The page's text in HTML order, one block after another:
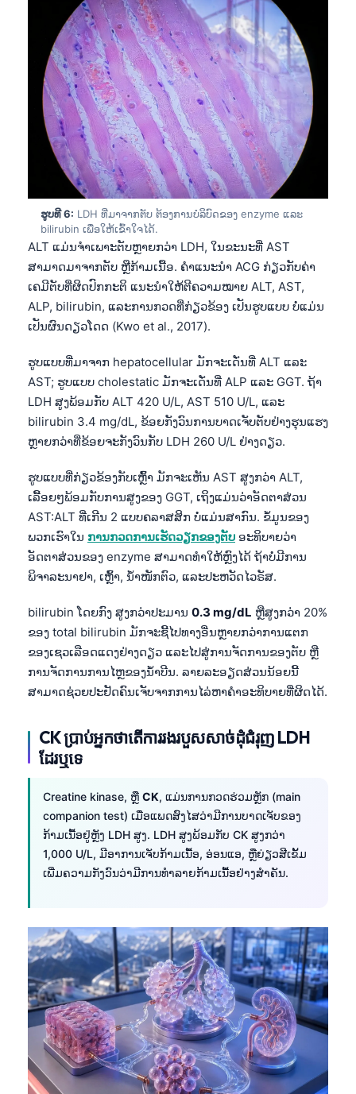
ຮູບທີ 6: LDH ທີ່ມາຈາກຕັບ ຕ້ອງການບໍລິບົດຂອງ enzyme ແລະ
bilirubin ເພື່ອໃຫ້ເຂົ້າໃຈໄດ້.
ALT ແມ່ນຈຳເພາະຕັບຫຼາຍກວ່າ LDH, ໃນຂະນະທີ່ AST
ສາມາດມາຈາກຕັບ ຫຼືກ້າມເນື້ອ. ຄຳແນະນຳ ACG ກ່ຽວກັບຄ່າ
ເຄມີຕັບທີ່ຜິດປົກກະຕິ ແນະນຳໃຫ້ຕີຄວາມໝາຍ ALT, AST,
ALP, bilirubin, ແລະການກວດທີ່ກ່ຽວຂ້ອງ ເປັນຮູບແບບ ບໍ່ແມ່ນ
ເປັນຜົນດຽວໂດດ (Kwo et al., 2017).
ຮູບແບບທີ່ມາຈາກ hepatocellular ມັກຈະເດັ່ນທີ່ ALT ແລະ
AST; ຮູບແບບ cholestatic ມັກຈະເດັ່ນທີ່ ALP ແລະ GGT. ຖ້າ
LDH ສູງພ້ອມກັບ ALT 420 U/L, AST 510 U/L, ແລະ
bilirubin 3.4 mg/dL, ຂ້ອຍກັງວົນການບາດເຈັບຕັບຢ່າງຮຸນແຮງ
ຫຼາຍກວ່າທີ່ຂ້ອຍຈະກັງວົນກັບ LDH 260 U/L ຢ່າງດຽວ.
ຮູບແບບທີ່ກ່ຽວຂ້ອງກັບເຫຼົ້າ ມັກຈະເຫັນ AST ສູງກວ່າ ALT,
ເລື້ອຍໆພ້ອມກັບການສູງຂອງ GGT, ເຖິງແມ່ນວ່າອັດຕາສ່ວນ
AST:ALT ທີ່ເກີນ 2 ແບບຄລາສສິກ ບໍ່ແມ່ນສາກົນ. ຂໍ້ມູນຂອງ
ພວກເຮົາໃນ ການກວດການເຮັດວຽກຂອງຕັບ ອະທິບາຍວ່າ
ອັດຕາສ່ວນຂອງ enzyme ສາມາດທຳໃຫ້ຫຼົງໄດ້ ຖ້າບໍ່ມີການ
ພິຈາລະນາຢາ, ເຫຼົ້າ, ນ້ຳໜັກຕົວ, ແລະປະຫວັດໄວຣັສ.
bilirubin ໂດຍກົງ ສູງກວ່າປະມານ 0.3 mg/dL ຫຼືສູງກວ່າ 20%
ຂອງ total bilirubin ມັກຈະຊີ້ໄປທາງອື່ນຫຼາຍກວ່າການແຕກ
ຂອງເຊວເລືອດແດງຢ່າງດຽວ ແລະໄປສູ່ການຈັດການຂອງຕັບ ຫຼື
ການຈັດການການໄຫຼຂອງນ້ຳບີນ. ລາຍລະອຽດສ່ວນນ້ອຍນີ້
ສາມາດຊ່ວຍປະຢັດຄົນເຈັບຈາກການໄລ່ຫາຄຳອະທິບາຍທີ່ຜິດໄດ້.
CK ប្រាប់អ្នកថាតើការរងរបួសសាច់ដុំជំរុញ LDH
ដែរឬទេ
Creatine kinase, ຫຼື CK, ແມ່ນການກວດຮ່ວມຫຼັກ (main
companion test) ເມື່ອແພດສົງໄສວ່າມີການບາດເຈັບຂອງ
ກ້າມເນື້ອຢູ່ຫຼັງ LDH ສູງ. LDH ສູງພ້ອມກັບ CK ສູງກວ່າ
1,000 U/L, ມີອາການເຈັບກ້າມເນື້ອ, ອ່ອນແອ, ຫຼືຍ່ຽວສີເຂັ້ມ
ເພີ່ມຄວາມກັງວົນວ່າມີການທຳລາຍກ້າມເນື້ອຢ່າງສຳຄັນ.
Euskara
Gàidhlig
Occitan
العربية المغربية
Afrikaans
Монгол
ئۇيغۇرچە
Кыргызча
Esperanto
Frysk
Ślōnskŏ gŏdka
Norsk bokmål